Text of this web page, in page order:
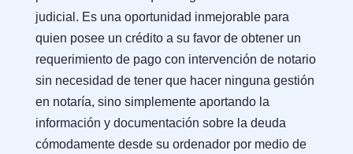
judicial. Es una oportunidad inmejorable para
quien posee un crédito a su favor de obtener un
requerimiento de pago con intervención de notario
sin necesidad de tener que hacer ninguna gestión
en notaría, sino simplemente aportando la
información y documentación sobre la deuda
cómodamente desde su ordenador por medio de